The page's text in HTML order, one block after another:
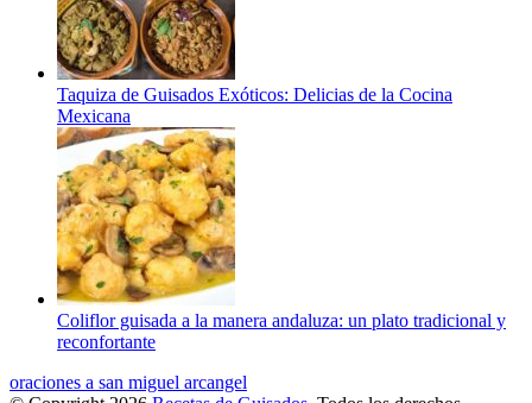
Taquiza de Guisados Exóticos: Delicias de la Cocina
Mexicana
Coliflor guisada a la manera andaluza: un plato tradicional y
reconfortante
oraciones a san miguel arcangel